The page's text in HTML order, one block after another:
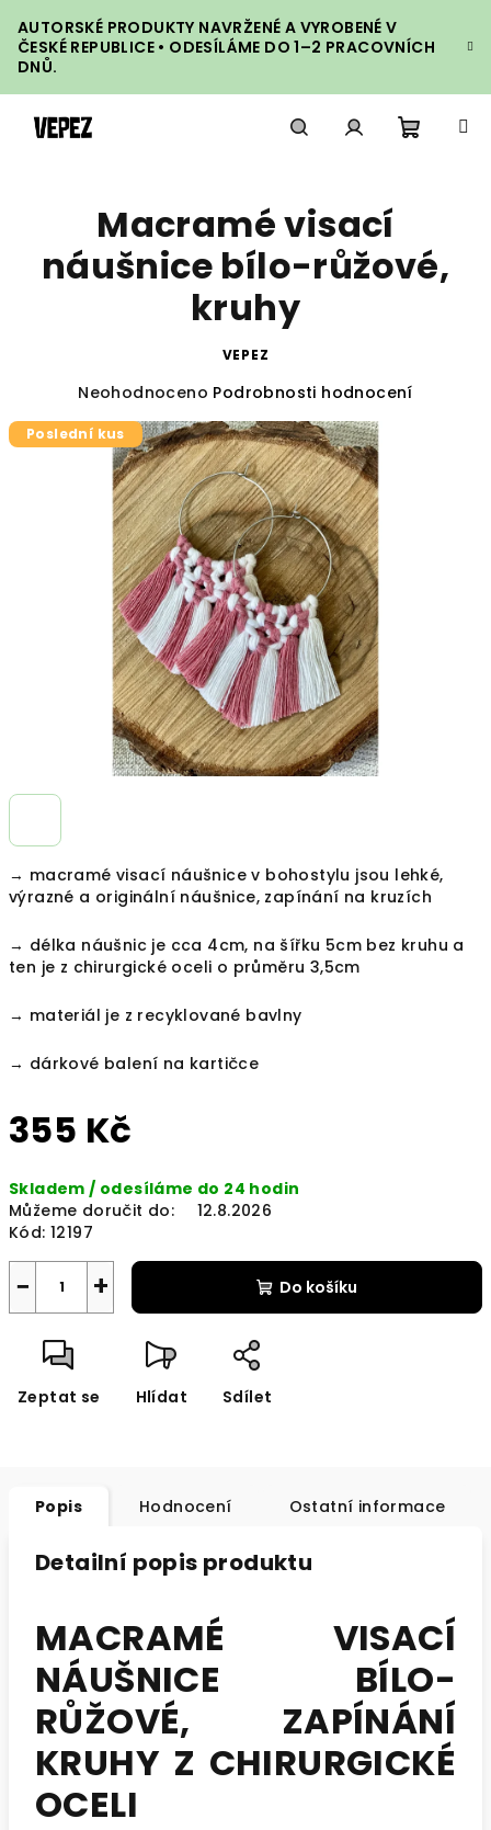
na
obsah
AUTORSKÉ PRODUKTY NAVRŽENÉ A VYROBENÉ V
ČESKÉ REPUBLICE • ODESÍLÁME DO 1–2 PRACOVNÍCH
DNŮ.
→ macramé visací náušnice v bohostylu jsou lehké,
výrazné a originální náušnice, zapínání na kruzích
→ délka náušnic je cca 4cm, na šířku 5cm bez kruhu a
ten je z chirurgické oceli o průměru 3,5cm
→ materiál je z recyklované bavlny
→ dárkové balení na kartičce
355 Kč
cena:
Skladem / odesíláme do 24 hodin
Můžeme doručit do:
12.8.2026
Kód: 12197
+
− Do košíku
Zeptat se Hlídat Sdílet
Macramé visací
náušnice bílo-růžové,
kruhy
VEPEZ
Průměrné
produktu
hvězdiček.
Neohodnoceno Podrobnosti hodnocení
Poslední kus
Popis Hodnocení Ostatní informace
Detailní popis produktu
MACRAMÉ VISACÍ
NÁUŠNICE BÍLO-
RŮŽOVÉ, ZAPÍNÁNÍ
KRUHY Z CHIRURGICKÉ
OCELI